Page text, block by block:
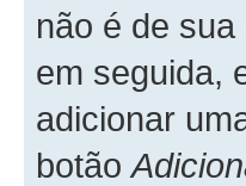
não é de
em seguida,
adicionar
botão